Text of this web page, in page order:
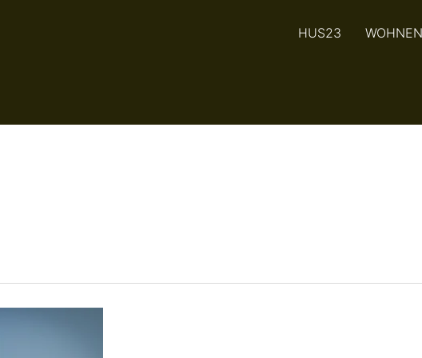
HUS23 WOHNEN